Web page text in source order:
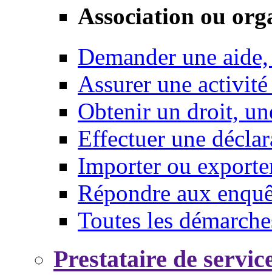
Association ou
Demander une
Assurer une
Obtenir un droit,
Effectuer une
Importer ou
Répondre aux
Toutes les
Prestataire de